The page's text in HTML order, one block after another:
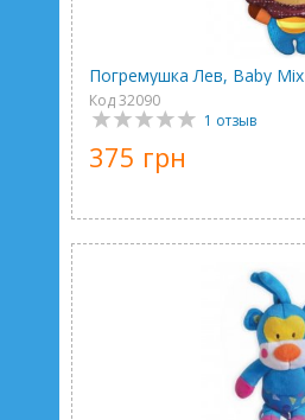
Погремушка Лев, Baby Mix
Код 32090
1 отзыв
375 грн